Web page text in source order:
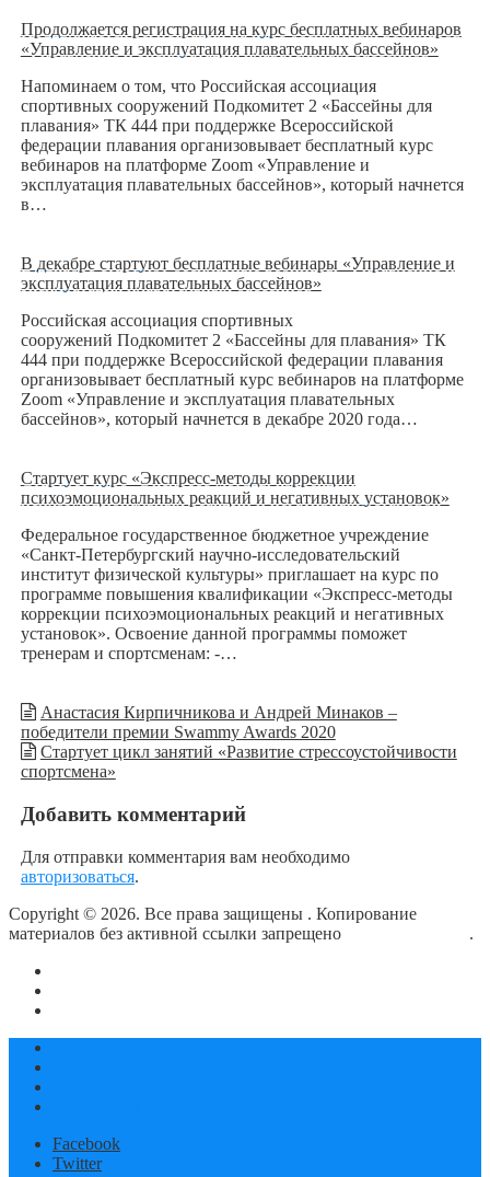
Продолжается регистрация на курс бесплатных вебинаров
«Управление и эксплуатация плавательных бассейнов»
Напоминаем о том, что Российская ассоциация
спортивных сооружений Подкомитет 2 «Бассейны для
плавания» ТК 444 при поддержке Всероссийской
федерации плавания организовывает бесплатный курс
вебинаров на платформе Zoom «Управление и
эксплуатация плавательных бассейнов», который начнется
в…
В декабре стартуют бесплатные вебинары «Управление и
эксплуатация плавательных бассейнов»
Российская ассоциация спортивных
сооружений Подкомитет 2 «Бассейны для плавания» ТК
444 при поддержке Всероссийской федерации плавания
организовывает бесплатный курс вебинаров на платформе
Zoom «Управление и эксплуатация плавательных
бассейнов», который начнется в декабре 2020 года…
Стартует курс «Экспресс-методы коррекции
психоэмоциональных реакций и негативных установок»
Федеральное государственное бюджетное учреждение
«Санкт-Петербургский научно-исследовательский
институт физической культуры» приглашает на курс по
программе повышения квалификации «Экспресс-методы
коррекции психоэмоциональных реакций и негативных
установок». Освоение данной программы поможет
тренерам и спортсменам: -…
Анастасия Кирпичникова и Андрей Минаков –
победители премии Swammy Awards 2020
Стартует цикл занятий «Развитие стрессоустойчивости
спортсмена»
Добавить комментарий
Для отправки комментария вам необходимо
авторизоваться.
Copyright © 2026. Все права защищены . Копирование
материалов без активной ссылки запрещено
.
Facebook
Twitter